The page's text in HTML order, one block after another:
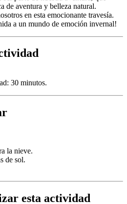
de aventura y belleza natural.
en esta emocionante travesía.
a un mundo de emoción invernal!
30 minutos.
la nieve.
de sol.
esta actividad